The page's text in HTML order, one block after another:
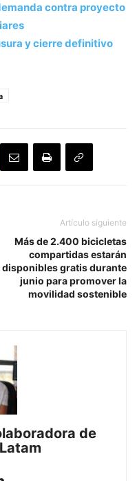
contra proyecto
y cierre definitivo
Artículo siguiente
Más de 2.400 bicicletas
compartidas estarán
disponibles gratis durante
junio para promover la
movilidad sostenible
de